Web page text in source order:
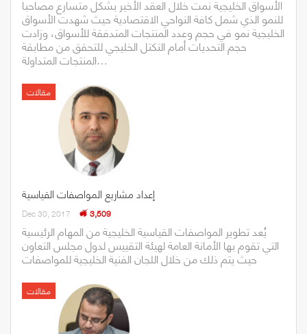
الأسواق الخليجية نمت خلال العقد الأخير بشكل متسارع مصاحبا
للنمو الذي شمل كافة النواحي الاقتصادية حيث شهدت الأسواق
الخليجية نمو في حجم وعدد المنتجات المتدفقة للأسواق، وزادت
حجم التحديات أمام التكتل الخليجي للتحقق من مطابقة
المنتجات المتداولة…
مقالات
إعداد مشاريع المواصفات القياسية
Dec 30, 2017 3,509
يُعد تطوير المواصفات القياسية الخليجية من المهام الرئيسية
التي تقوم بها الأمانة العامة لهيئة التقييس لدول مجلس التعاون
حيث يتم ذلك من خلال اللجان الفنية الخليجية للمواصفات
مقالات